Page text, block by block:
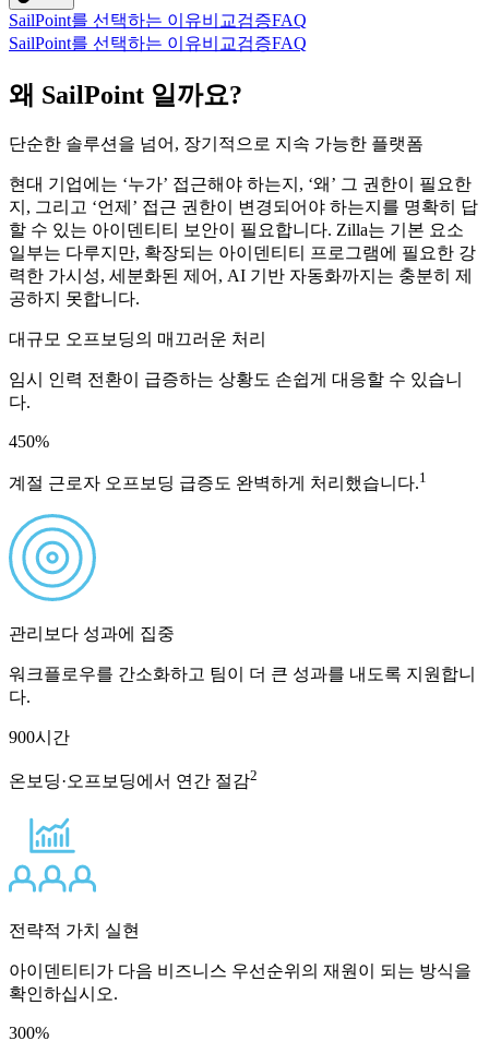
SailPoint를 선택하는 이유비교검증FAQ
SailPoint를 선택하는 이유비교검증FAQ
왜 SailPoint 일까요?
단순한 솔루션을 넘어, 장기적으로 지속 가능한 플랫폼
현대 기업에는 ‘누가’ 접근해야 하는지, ‘왜’ 그 권한이 필요한
지, 그리고 ‘언제’ 접근 권한이 변경되어야 하는지를 명확히 답
할 수 있는 아이덴티티 보안이 필요합니다. Zilla는 기본 요소
일부는 다루지만, 확장되는 아이덴티티 프로그램에 필요한 강
력한 가시성, 세분화된 제어, AI 기반 자동화까지는 충분히 제
공하지 못합니다.
대규모 오프보딩의 매끄러운 처리
임시 인력 전환이 급증하는 상황도 손쉽게 대응할 수 있습니
다.
450%
계절 근로자 오프보딩 급증도 완벽하게 처리했습니다.1
관리보다 성과에 집중
워크플로우를 간소화하고 팀이 더 큰 성과를 내도록 지원합니
다.
900시간
온보딩·오프보딩에서 연간 절감2
전략적 가치 실현
아이덴티티가 다음 비즈니스 우선순위의 재원이 되는 방식을
확인하십시오.
300%